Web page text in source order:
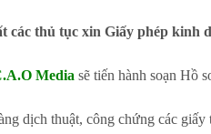
các thủ tục xin Giấy phép kinh
Media sẽ tiến hành soạn Hồ
dịch thuật, công chứng các